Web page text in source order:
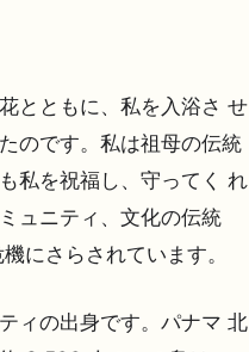
とともに、私を入浴さ せ
のです。私は祖母の伝統
私を祝福し、守ってく れ
ュニティ、文化の伝統
にさらされています。
ィの出身です。パナマ 北